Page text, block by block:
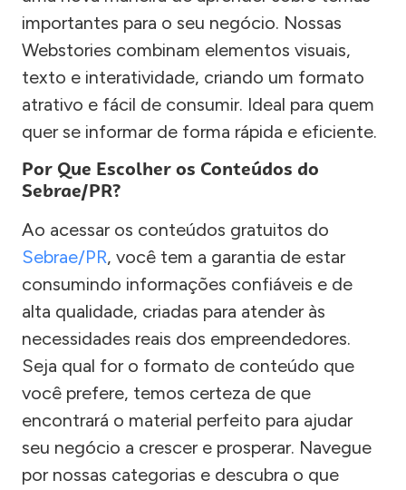
importantes para o seu negócio. Nossas
Webstories combinam elementos visuais,
texto e interatividade, criando um formato
atrativo e fácil de consumir. Ideal para quem
quer se informar de forma rápida e eficiente.
Por Que Escolher os Conteúdos do
Sebrae/PR?
Ao acessar os conteúdos gratuitos do
Sebrae/PR, você tem a garantia de estar
consumindo informações confiáveis e de
alta qualidade, criadas para atender às
necessidades reais dos empreendedores.
Seja qual for o formato de conteúdo que
você prefere, temos certeza de que
encontrará o material perfeito para ajudar
seu negócio a crescer e prosperar. Navegue
por nossas categorias e descubra o que